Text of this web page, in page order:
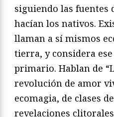
siguiendo las fuentes
hacían los nativos.
llaman a sí mismos
tierra, y considera
primario. Hablan de
revolución de amor
ecomagia, de clases
revelaciones